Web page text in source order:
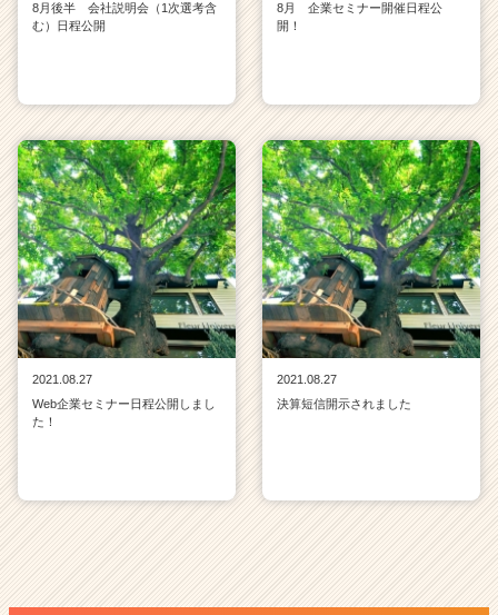
8月後半 会社説明会（1次選考含
む）日程公開
8月 企業セミナー開催日程公
開！
2021.08.27
Web企業セミナー日程公開しまし
た！
2021.08.27
決算短信開示されました